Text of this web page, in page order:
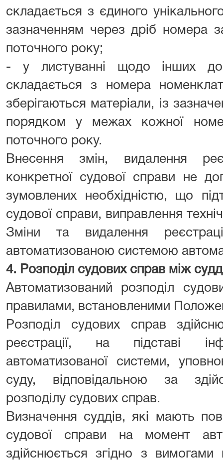
складається з єдиного
зазначенням через дріб номера
поточного року;
- у листуванні щодо інших
складається з номера
зберігаються матеріали, із
порядком у межах кожної
поточного року.
Внесення змін, видалення
конкретної судової справи не
зумовлених необхідністю, що
судової справи, виправлення
Зміни та видалення
автоматизованою системою
4. Розподіл судових справ між
Автоматизований розподіл
правилами, встановленими
Розподіл судових справ
реєстрації, на підставі
автоматизованої системи,
суду, відповідальною за
розподілу судових справ.
Визначення суддів, які мають
судової справи на момент
здійснюється згідно з вимогами